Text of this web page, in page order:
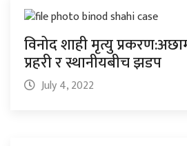
विनोद शाही मृत्यु
प्रहरी र स्थानीयबीच झडप
July 4, 2022